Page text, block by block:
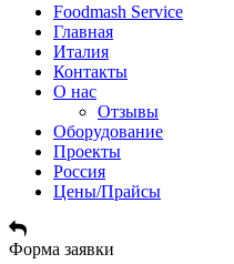
Foodmash Service
Главная
Италия
Контакты
О нас
Отзывы
Оборудование
Проекты
Россия
Цены/Прайсы
Форма заявки